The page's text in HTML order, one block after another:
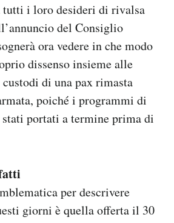
tutti i loro desideri di rivalsa
del Consiglio
ora vedere in che modo
dissenso insieme alle
di una pax rimasta
poiché i programmi di
portati a termine prima di
per descrivere
giorni è quella offerta il 30